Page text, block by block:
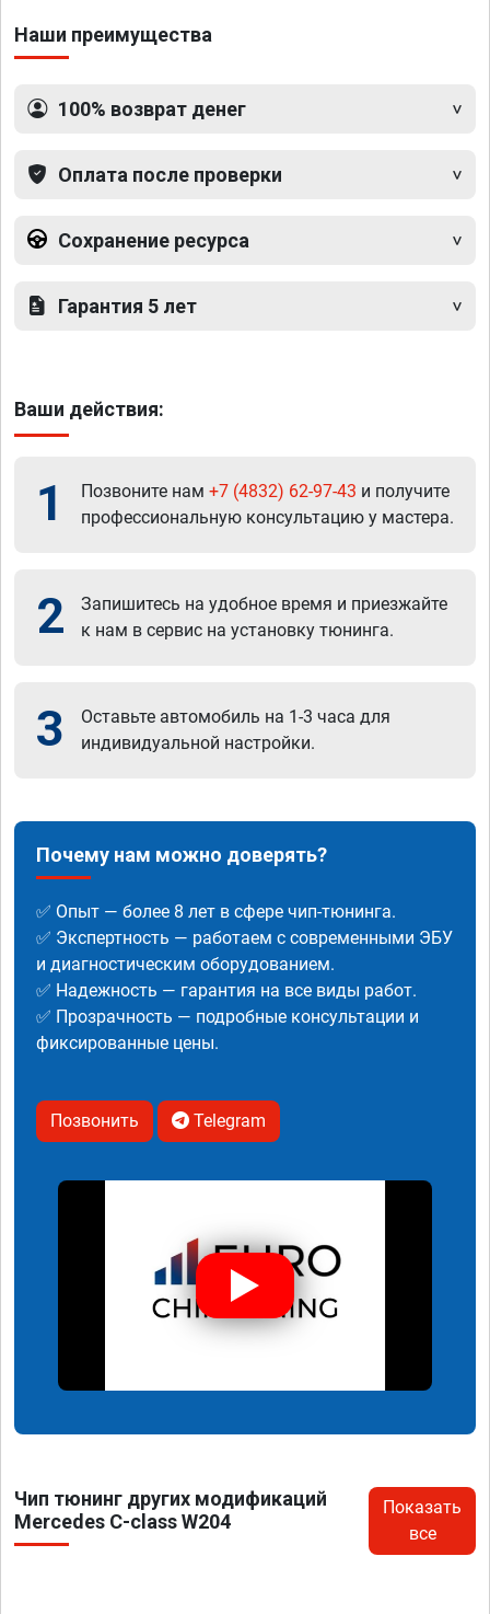
Наши преимущества
100% возврат денег
Оплата после проверки
Сохранение ресурса
Гарантия 5 лет
Ваши действия:
1 Позвоните нам +7 (4832) 62-97-43 и получите
профессиональную консультацию у мастера.
2
Запишитесь на удобное время и приезжайте
к нам в сервис на установку тюнинга.
3
Оставьте автомобиль на 1-3 часа для
индивидуальной настройки.
Почему нам можно доверять?
✅ Опыт — более 8 лет в сфере чип-тюнинга.
✅ Экспертность — работаем с современными ЭБУ
и диагностическим оборудованием.
✅ Надежность — гарантия на все виды работ.
✅ Прозрачность — подробные консультации и
фиксированные цены.
Позвонить Telegram
Чип тюнинг других модификаций
Mercedes C-class W204
Показать
все